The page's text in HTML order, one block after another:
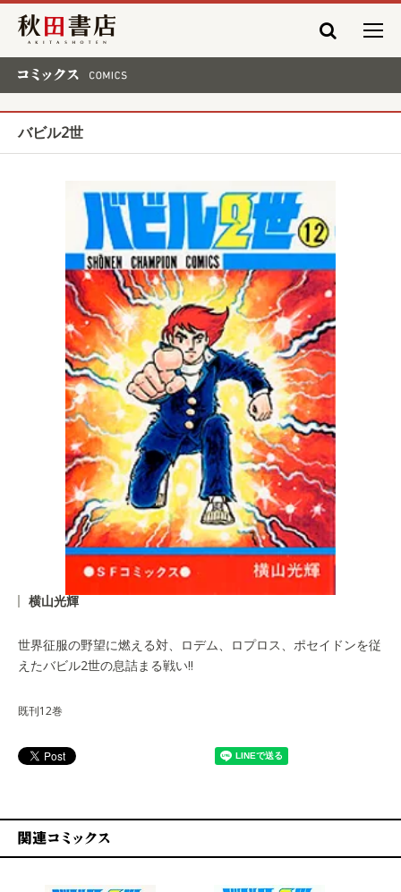
秋田書店
バビル2世
横山光輝
世界征服の野望に燃える対、ロデム、ロプロス、ポセイドンを従
えたバビル2世の息詰まる戦い!!
既刊12巻